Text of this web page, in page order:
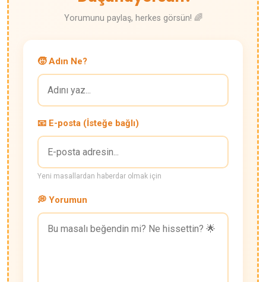
Yorumunu paylaş, herkes görsün! 🌈
🧒 Adın Ne?
📧 E-posta (İsteğe bağlı)
Yeni masallardan haberdar olmak için
💭 Yorumun